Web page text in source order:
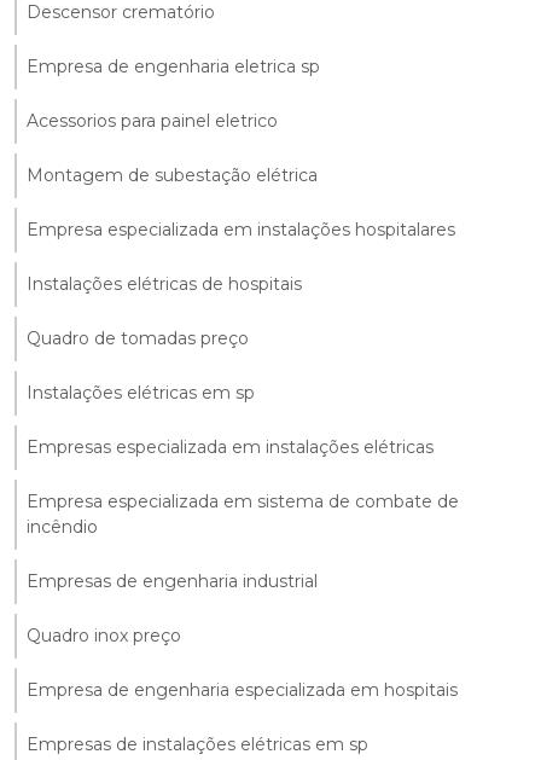
Descensor crematório
Empresa de engenharia eletrica sp
Acessorios para painel eletrico
Montagem de subestação elétrica
Empresa especializada em instalações hospitalares
Instalações elétricas de hospitais
Quadro de tomadas preço
Instalações elétricas em sp
Empresas especializada em instalações elétricas
Empresa especializada em sistema de combate de
incêndio
Empresas de engenharia industrial
Quadro inox preço
Empresa de engenharia especializada em hospitais
Empresas de instalações elétricas em sp